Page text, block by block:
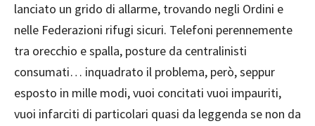
lanciato un grido di allarme, trovando negli Ordini e
nelle Federazioni rifugi sicuri. Telefoni perennemente
tra orecchio e spalla, posture da centralinisti
consumati… inquadrato il problema, però, seppur
esposto in mille modi, vuoi concitati vuoi impauriti,
vuoi infarciti di particolari quasi da leggenda se non da